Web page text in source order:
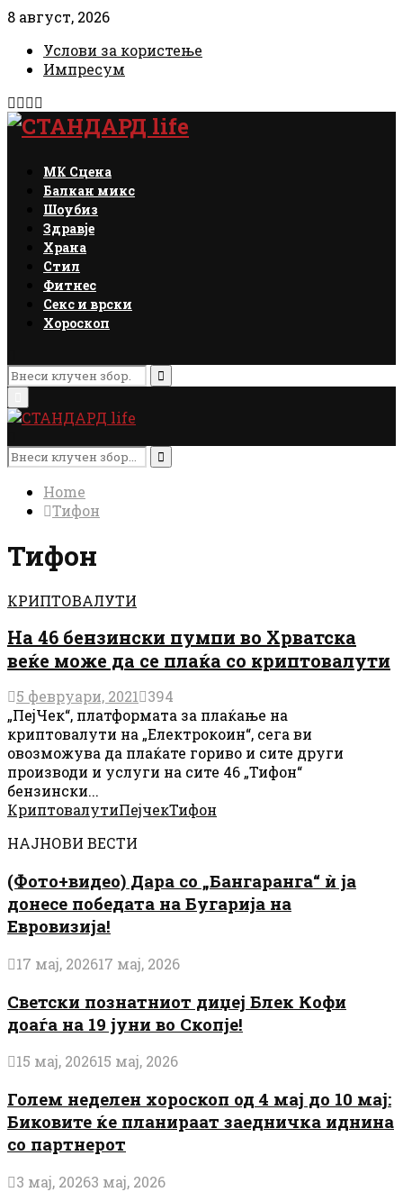
8 август, 2026
Услови за користење
Импресум
Facebook
Instagram
Email
МК Сцена
Балкан микс
Шоубиз
Здравје
Храна
Стил
Фитнес
Секс и врски
Хороскоп
Search
for:
Search
Menu
Search
for:
Search
Home
Тифон
Тифон
КРИПТОВАЛУТИ
На 46 бензински пумпи во Хрватска
веќе може да се плаќа со криптовалути
5 февруари, 2021 394
„ПејЧек“, платформата за плаќање на
криптовалути на „Електрокоин“, сега ви
овозможува да плаќате гориво и сите други
производи и услуги на сите 46 „Тифон“
бензински...
КриптовалутиПејчекТифон
НАЈНОВИ ВЕСТИ
(Фото+видео) Дара со „Бангаранга“ ѝ ја
донесе победата на Бугарија на
Евровизија!
17 мај, 202617 мај, 2026
Светски познатниот диџеј Блек Кофи
доаѓа на 19 јуни во Скопје!
15 мај, 202615 мај, 2026
Голем неделен хороскоп од 4 мај до 10 мај:
Биковите ќе планираат заедничка иднина
со партнерот
3 мај, 20263 мај, 2026